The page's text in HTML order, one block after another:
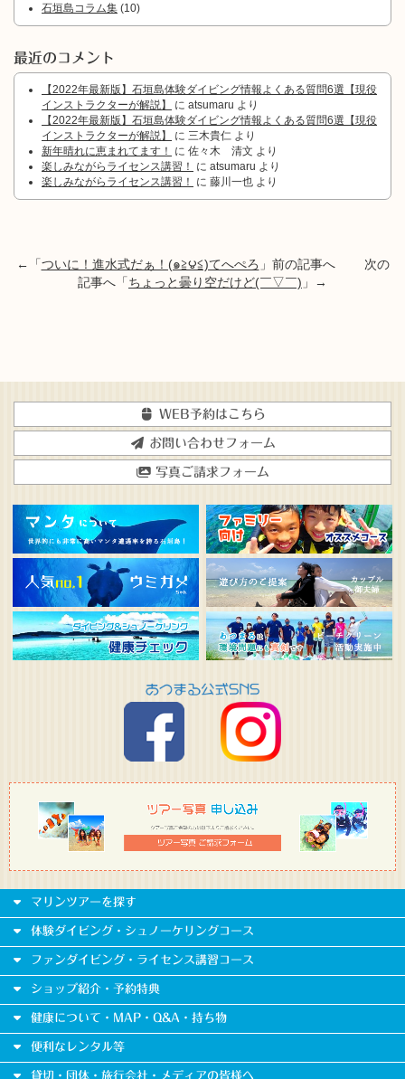
石垣島コラム集 (10)
最近のコメント
【2022年最新版】石垣島体験ダイビング情報よくある質問6選【現役
インストラクターが解説】
に atsumaru より
【2022年最新版】石垣島体験ダイビング情報よくある質問6選【現役
インストラクターが解説】
に 三木貴仁 より
新年晴れに恵まれてます！
に 佐々木 清文 より
楽しみながらライセンス講習！
に atsumaru より
楽しみながらライセンス講習！
に 藤川一也 より
←「ついに！進水式だぁ！(๑≧౪≦)てへぺろ 」前の記事へ 次の
記事へ「ちょっと曇り空だけど(￣▽￣) 」→
WEB予約はこちら
お問い合わせフォーム
写真ご請求フォーム
マリンツアーを探す
体験ダイビング・シュノーケリングコース
ファンダイビング・ライセンス講習コース
ショップ紹介・予約特典
健康について・MAP・Q&A・持ち物
便利なレンタル等
貸切・団体・旅行会社・メディアの皆様へ